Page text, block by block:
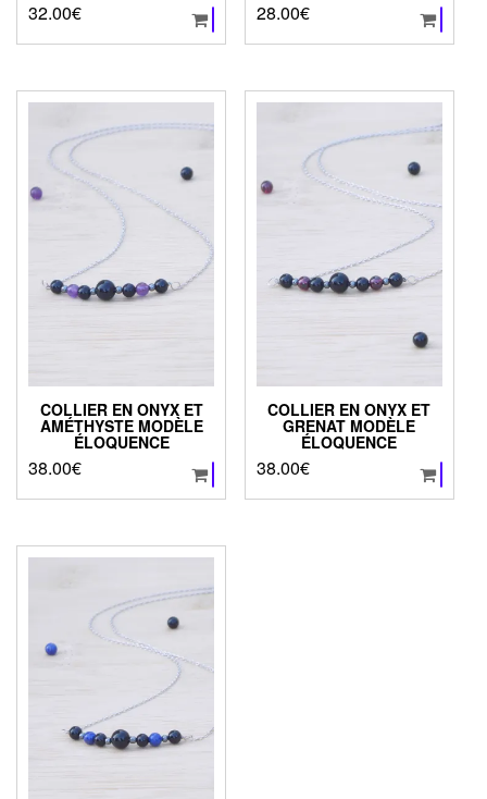
32.00€ 28.00€
COLLIER EN ONYX ET
AMÉTHYSTE MODÈLE
ÉLOQUENCE
38.00€
COLLIER EN ONYX ET
GRENAT MODÈLE
ÉLOQUENCE
38.00€